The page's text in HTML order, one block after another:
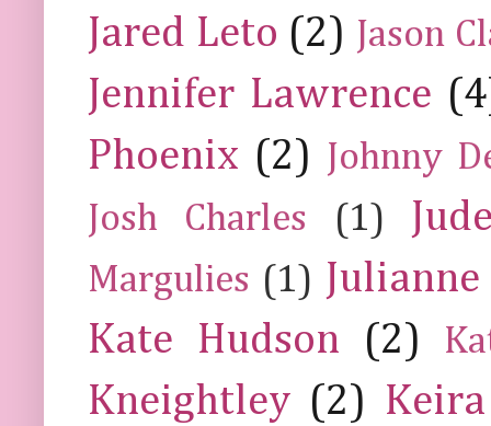
Jared Leto (2) Jason
Jennifer Lawrence
Phoenix (2) Johnny
Josh Charles
(1)
Margulies (1)
Kate Hudson
(2)
Kneightley (2)